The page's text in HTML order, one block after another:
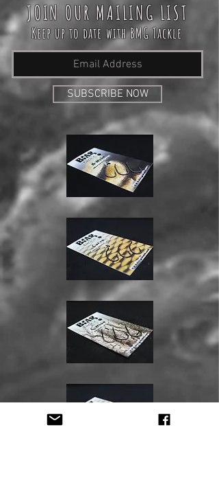
JOIN OUR MAILING LIST
Keep up to date with BMG Tackle
SUBSCRIBE NOW